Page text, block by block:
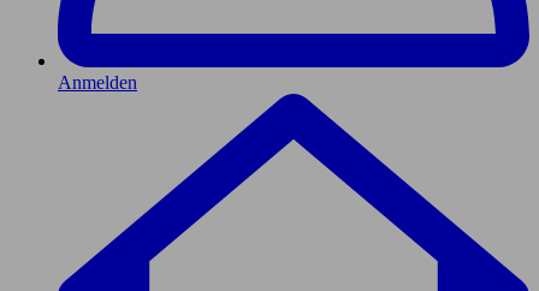
Anmelden